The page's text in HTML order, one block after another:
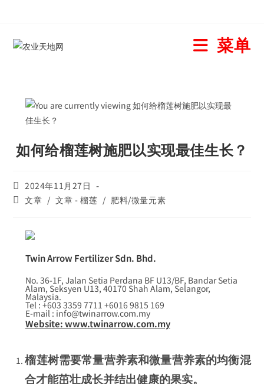
菜单
如何给榴莲树施肥以实现最佳生长？
2024年11月27日
文章 / 文章 - 榴莲 / 肥料/微量元素
Twin Arrow Fertilizer Sdn. Bhd.
No. 36-1F, Jalan Setia Perdana BF U13/BF, Bandar Setia
Alam, Seksyen U13, 40170 Shah Alam, Selangor,
Malaysia.
Tel : +603 3359 7711 +6016 9815 169
E-mail : info@twinarrow.com.my
Website: www.twinarrow.com.my
榴莲树需要常量营养素和微量营养素的均衡混
合才能茁壮成长并结出健康的果实。